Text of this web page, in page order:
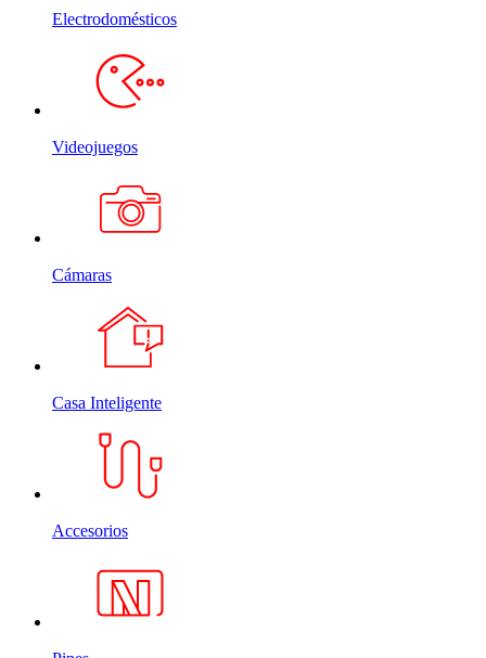
Electrodomésticos
Videojuegos
Cámaras
Casa Inteligente
Accesorios